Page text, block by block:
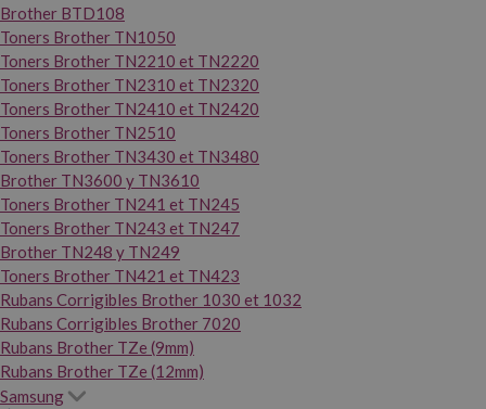
Brother BTD108
Toners Brother TN1050
Toners Brother TN2210 et TN2220
Toners Brother TN2310 et TN2320
Toners Brother TN2410 et TN2420
Toners Brother TN2510
Toners Brother TN3430 et TN3480
Brother TN3600 y TN3610
Toners Brother TN241 et TN245
Toners Brother TN243 et TN247
Brother TN248 y TN249
Toners Brother TN421 et TN423
Rubans Corrigibles Brother 1030 et 1032
Rubans Corrigibles Brother 7020
Rubans Brother TZe (9mm)
Rubans Brother TZe (12mm)
Samsung